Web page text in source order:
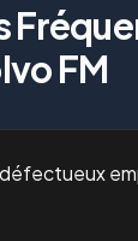
FM